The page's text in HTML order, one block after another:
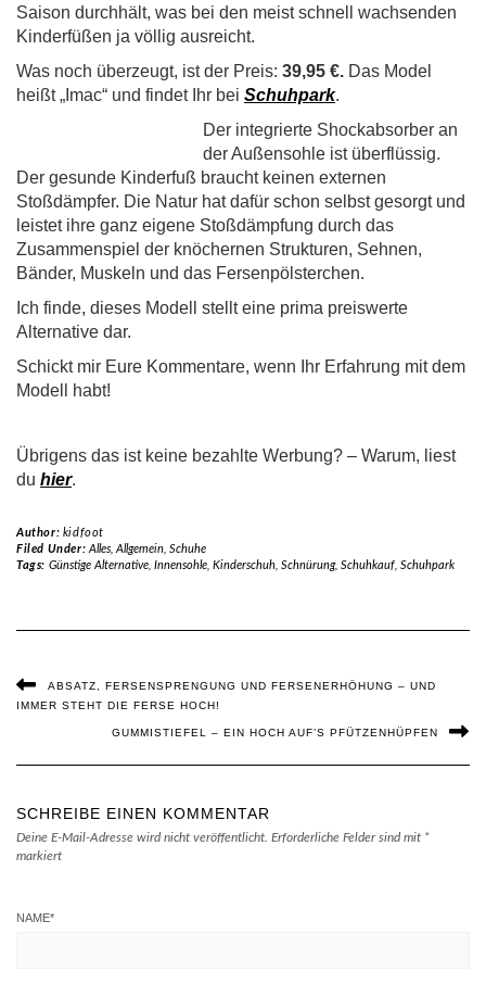
Saison durchhält, was bei den meist schnell wachsenden
Kinderfüßen ja völlig ausreicht.
Was noch überzeugt, ist der Preis: 39,95 €. Das Model
heißt „Imac“ und findet Ihr bei Schuhpark.
Der integrierte Shockabsorber an
der Außensohle ist überflüssig.
Der gesunde Kinderfuß braucht keinen externen
Stoßdämpfer. Die Natur hat dafür schon selbst gesorgt und
leistet ihre ganz eigene Stoßdämpfung durch das
Zusammenspiel der knöchernen Strukturen, Sehnen,
Bänder, Muskeln und das Fersenpölsterchen.
Ich finde, dieses Modell stellt eine prima preiswerte
Alternative dar.
Schickt mir Eure Kommentare, wenn Ihr Erfahrung mit dem
Modell habt!
Übrigens das ist keine bezahlte Werbung? – Warum, liest
du hier.
Author: kidfoot
Filed Under: Alles, Allgemein, Schuhe
Tags: Günstige Alternative, Innensohle, Kinderschuh, Schnürung, Schuhkauf, Schuhpark
ABSATZ, FERSENSPRENGUNG UND FERSENERHÖHUNG – UND
IMMER STEHT DIE FERSE HOCH!
GUMMISTIEFEL – EIN HOCH AUF’S PFÜTZENHÜPFEN
SCHREIBE EINEN KOMMENTAR
Deine E-Mail-Adresse wird nicht veröffentlicht. Erforderliche Felder sind mit *
markiert
NAME*